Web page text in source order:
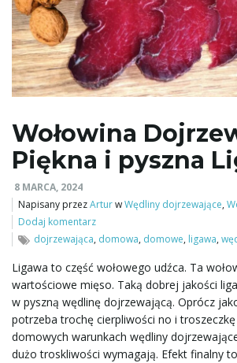
Wołowina
Piękna i pyszna
8 MARCA, 2024
Napisany przezArturwWędliny dojrzewające,
Dodaj komentarz
dojrzewająca, domowa, domowe, ligawa,
Ligawa to część wołowego udźca. Ta
wartościowe mięso. Taką dobrej jakości
w pyszną wędlinę dojrzewającą. Oprócz
potrzeba trochę cierpliwości no i
domowych warunkach wędliny
dużo troskliwości wymagają. Efekt finalny